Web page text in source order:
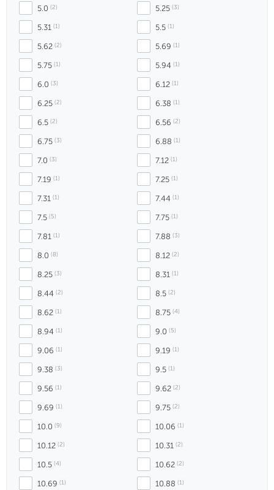
5.0 (2) 5.25 (3)
5.31 (1) 5.5 (1)
5.62 (2) 5.69 (1)
5.75 (1) 5.94 (1)
6.0 (3) 6.12 (1)
6.25 (2) 6.38 (1)
6.5 (2) 6.56 (2)
6.75 (3) 6.88 (1)
7.0 (3) 7.12 (1)
7.19 (1) 7.25 (1)
7.31 (1) 7.44 (1)
7.5 (5) 7.75 (1)
7.81 (1) 7.88 (3)
8.0 (8) 8.12 (2)
8.25 (3) 8.31 (1)
8.44 (2) 8.5 (2)
8.62 (1) 8.75 (4)
8.94 (1) 9.0 (5)
9.06 (1) 9.19 (1)
9.38 (3) 9.5 (1)
9.56 (1) 9.62 (2)
9.69 (1) 9.75 (2)
10.0 (9) 10.06 (1)
10.12 (2) 10.31 (2)
10.5 (4) 10.62 (2)
10.69 (1) 10.88 (1)